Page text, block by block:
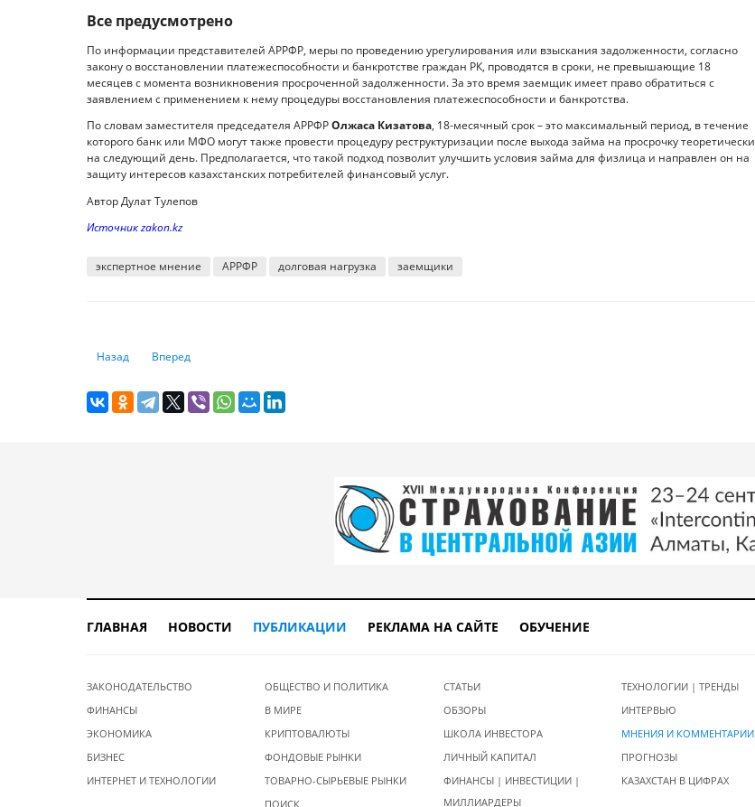
Все предусмотрено
По информации представителей АРРФР, меры по проведению урегулирования или взыскания задолженности, согласно
закону о восстановлении платежеспособности и банкротстве граждан РК, проводятся в сроки, не превышающие 18
месяцев с момента возникновения просроченной задолженности. За это время заемщик имеет право обратиться с
заявлением с применением к нему процедуры восстановления платежеспособности и банкротства.
По словам заместителя председателя АРРФРОлжаса Кизатова, 18-месячный срок – это максимальный период, в течение
которого банк или МФО могут также провести процедуру реструктуризации после выхода займа на просрочку теоретически
на следующий день. Предполагается, что такой подход позволит улучшить условия займа для физлица и направлен он на
защиту интересов казахстанских потребителей финансовый услуг.
Автор Дулат Тулепов
Источник zakon.kz
экспертное мнение АРРФР долговая нагрузка заемщики
Предыдущий: Какая новая экономическая модель нужна Казахстану? Мнения экспертов
Назад Следующий: Почему казахстанцы вкладываются в финансовые пирамиды и как их распознать
Вперед
ГЛАВНАЯ НОВОСТИ ПУБЛИКАЦИИ РЕКЛАМА НА САЙТЕ ОБУЧЕНИЕ
ЗАКОНОДАТЕЛЬСТВО
ФИНАНСЫ
ЭКОНОМИКА
БИЗНЕС
ИНТЕРНЕТ И ТЕХНОЛОГИИ
ОБЩЕСТВО И ПОЛИТИКА
В МИРЕ
КРИПТОВАЛЮТЫ
ФОНДОВЫЕ РЫНКИ
ТОВАРНО-СЫРЬЕВЫЕ РЫНКИ
ПОИСК
СТАТЬИ
ОБЗОРЫ
ШКОЛА ИНВЕСТОРА
ЛИЧНЫЙ КАПИТАЛ
ФИНАНСЫ | ИНВЕСТИЦИИ |
МИЛЛИАРДЕРЫ
ТЕХНОЛОГИИ | ТРЕНДЫ
ИНТЕРВЬЮ
МНЕНИЯ И КОММЕНТАРИИ
ПРОГНОЗЫ
КАЗАХСТАН В ЦИФРАХ